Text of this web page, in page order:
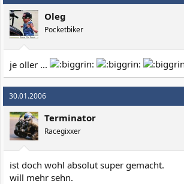
Oleg
Pocketbiker
je oller ...
30.01.2006
Terminator
Racegixxer
ist doch wohl absolut super gemacht.
will mehr sehn.